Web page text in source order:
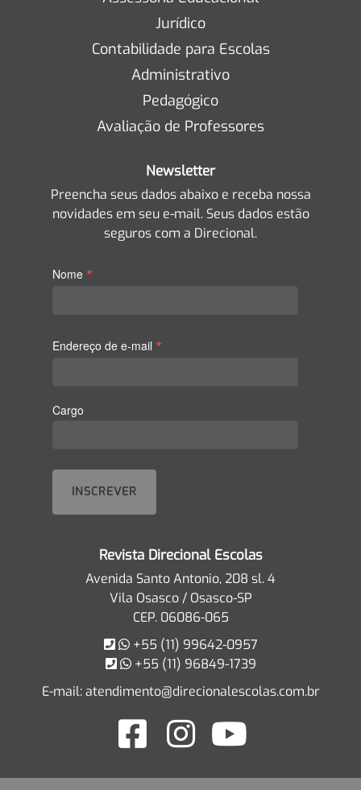
Jurídico
Contabilidade para Escolas
Administrativo
Pedagógico
Avaliação de Professores
Newsletter
Preencha seus dados abaixo e receba nossa
novidades em seu e-mail. Seus dados estão
seguros com a Direcional.
Nome *
Endereço de e-mail *
Cargo
Revista Direcional Escolas
Avenida Santo Antonio, 208 sl. 4
Vila Osasco / Osasco-SP
CEP. 06086-065
+55 (11) 99642-0957
+55 (11) 96849-1739
E-mail:atendimento@direcionalescolas.com.br